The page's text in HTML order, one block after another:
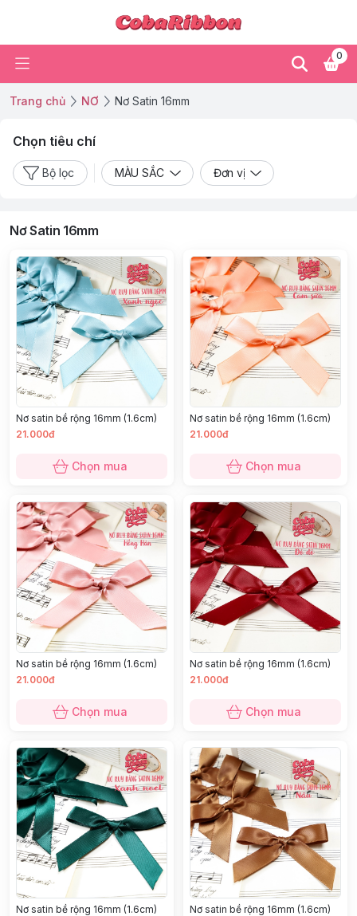
0
Trang chủ NƠ Nơ Satin 16mm
Chọn tiêu chí
Bộ lọc MÀU SẮC Đơn vị
Nơ Satin 16mm
Nơ satin bề rộng 16mm (1.6cm)
21.000đ
Chọn mua
Nơ satin bề rộng 16mm (1.6cm)
21.000đ
Chọn mua
Nơ satin bề rộng 16mm (1.6cm)
21.000đ
Chọn mua
Nơ satin bề rộng 16mm (1.6cm)
21.000đ
Chọn mua
Nơ satin bề rộng 16mm (1.6cm)
Nơ satin bề rộng 16mm (1.6cm)